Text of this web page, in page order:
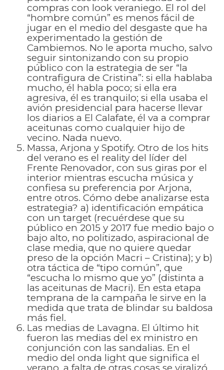
compras con look veraniego. El rol del
“hombre común” es menos fácil de
jugar en el medio del desgaste que ha
experimentado la gestión de
Cambiemos. No le aporta mucho, salvo
seguir sintonizando con su propio
público con la estrategia de ser “la
contrafigura de Cristina”: si ella hablaba
mucho, él habla poco; si ella era
agresiva, él es tranquilo; si ella usaba el
avión presidencial para hacerse llevar
los diarios a El Calafate, él va a comprar
aceitunas como cualquier hijo de
vecino. Nada nuevo.
Massa, Arjona y Spotify. Otro de los hits
del verano es el reality del líder del
Frente Renovador, con sus giras por el
interior mientras escucha música y
confiesa su preferencia por Arjona,
entre otros. Cómo debe analizarse esta
estrategia? a) identificación empática
con un target (recuérdese que su
público en 2015 y 2017 fue medio bajo o
bajo alto, no politizado, aspiracional de
clase media, que no quiere quedar
preso de la opción Macri – Cristina); y b)
otra táctica de “tipo común”, que
“escucha lo mismo que yo” (distinta a
las aceitunas de Macri). En esta etapa
temprana de la campaña le sirve en la
medida que trata de blindar su baldosa
más fiel.
Las medias de Lavagna. El último hit
fueron las medias del ex ministro en
conjunción con las sandalias. En el
medio del onda light que significa el